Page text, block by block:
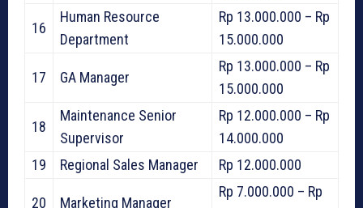
16
Human Resource
Department
Rp 13.000.000 – Rp
15.000.000
17 GA Manager
Rp 13.000.000 – Rp
15.000.000
18
Maintenance Senior
Supervisor
Rp 12.000.000 – Rp
14.000.000
19
Regional Sales Manager Rp 12.000.000
20 Marketing Manager
Rp 7.000.000 – Rp